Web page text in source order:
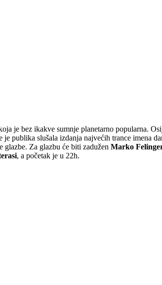
je bez ikakve sumnje planetarno popularna.
publika slušala izdanja najvećih trance imena
glazbe. Za glazbu će biti zadužen Marko
, a početak je u 22h.